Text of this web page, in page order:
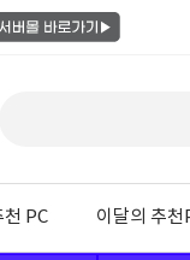
천 PC 이달의 추천